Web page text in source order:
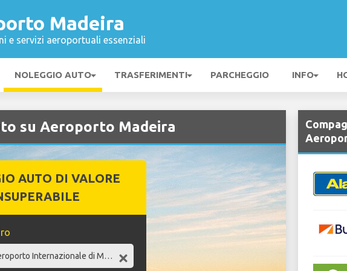
Madeira
e servizi aeroportuali essenziali
NOLEGGIO AUTO TRASFERIMENTI PARCHEGGIO INFO
su Aeroporto Madeira
AUTO DI VALORE